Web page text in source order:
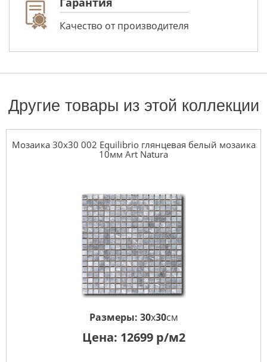
Качество от производителя
Другие товары из этой коллекции
Мозаика 30x30 002 Equilibrio глянцевая белый мозаика
10мм Art Natura
Размеры: 30x30см
Цена: 12699р/м2